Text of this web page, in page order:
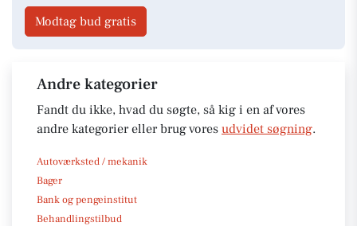
Modtag bud gratis
Andre kategorier
Fandt du ikke, hvad du søgte, så kig i en af vores
andre kategorier eller brug vores udvidet søgning.
Autoværksted / mekanik
Bager
Bank og pengeinstitut
Behandlingstilbud